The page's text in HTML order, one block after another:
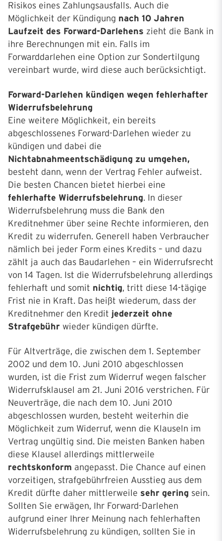
Risikos eines Zahlungsausfalls. Auch die
Möglichkeit der Kündigung nach 10 Jahren
Laufzeit des Forward-Darlehens zieht die Bank in
ihre Berechnungen mit ein. Falls im
Forwarddarlehen eine Option zur Sondertilgung
vereinbart wurde, wird diese auch berücksichtigt.
Forward-Darlehen kündigen wegen fehlerhafter
Widerrufsbelehrung
Eine weitere Möglichkeit, ein bereits
abgeschlossenes Forward-Darlehen wieder zu
kündigen und dabei die
Nichtabnahmeentschädigung zu umgehen,
besteht dann, wenn der Vertrag Fehler aufweist.
Die besten Chancen bietet hierbei eine
fehlerhafte Widerrufsbelehrung. In dieser
Widerrufsbelehrung muss die Bank den
Kreditnehmer über seine Rechte informieren, den
Kredit zu widerrufen. Generell haben Verbraucher
nämlich bei jeder Form eines Kredits – und dazu
zählt ja auch das Baudarlehen – ein Widerrufsrecht
von 14 Tagen. Ist die Widerrufsbelehrung allerdings
fehlerhaft und somit nichtig, tritt diese 14-tägige
Frist nie in Kraft. Das heißt wiederum, dass der
Kreditnehmer den Kredit jederzeit ohne
Strafgebühr wieder kündigen dürfte.
Für Altverträge, die zwischen dem 1. September
2002 und dem 10. Juni 2010 abgeschlossen
wurden, ist die Frist zum Widerruf wegen falscher
Widerrufsklausel am 21. Juni 2016 verstrichen. Für
Neuverträge, die nach dem 10. Juni 2010
abgeschlossen wurden, besteht weiterhin die
Möglichkeit zum Widerruf, wenn die Klauseln im
Vertrag ungültig sind. Die meisten Banken haben
diese Klausel allerdings mittlerweile
rechtskonform angepasst. Die Chance auf einen
vorzeitigen, strafgebührfreien Ausstieg aus dem
Kredit dürfte daher mittlerweile sehr gering sein.
Sollten Sie erwägen, Ihr Forward-Darlehen
aufgrund einer Ihrer Meinung nach fehlerhaften
Widerrufsbelehrung zu kündigen, sollten Sie in